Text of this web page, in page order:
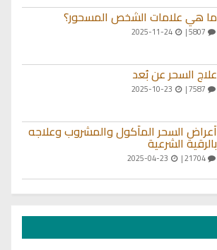
ما هي علامات الشخص المسحور؟
2025-11-24
علاج السحر عن بُعد
أعراض السحر المأكول والمشروب وعلاجه
بالرقية الشرعية
21704 |